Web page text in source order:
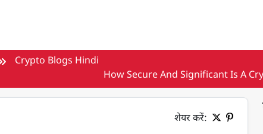
Crypto Blogs Hindi
How Secure And Significant Is A
शेयर करें: